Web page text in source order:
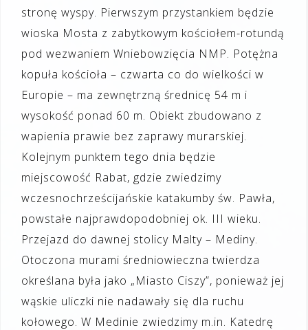
stronę wyspy. Pierwszym przystankiem będzie
wioska Mosta z zabytkowym kościołem-rotundą
pod wezwaniem Wniebowzięcia NMP. Potężna
kopuła kościoła – czwarta co do wielkości w
Europie – ma zewnętrzną średnicę 54 m i
wysokość ponad 60 m. Obiekt zbudowano z
wapienia prawie bez zaprawy murarskiej.
Kolejnym punktem tego dnia będzie
miejscowość Rabat, gdzie zwiedzimy
wczesnochrześcijańskie katakumby św. Pawła,
powstałe najprawdopodobniej ok. III wieku.
Przejazd do dawnej stolicy Malty – Mediny.
Otoczona murami średniowieczna twierdza
określana była jako „Miasto Ciszy”, ponieważ jej
wąskie uliczki nie nadawały się dla ruchu
kołowego. W Medinie zwiedzimy m.in. Katedrę